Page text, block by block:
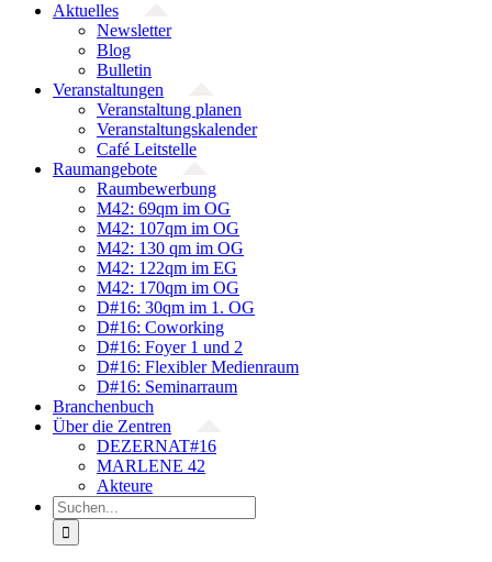
Aktuelles
Newsletter
Blog
Bulletin
Veranstaltungen
Veranstaltung planen
Veranstaltungskalender
Café Leitstelle
Raumangebote
Raumbewerbung
M42: 69qm im OG
M42: 107qm im OG
M42: 130 qm im OG
M42: 122qm im EG
M42: 170qm im OG
D#16: 30qm im 1. OG
D#16: Coworking
D#16: Foyer 1 und 2
D#16: Flexibler Medienraum
D#16: Seminarraum
Branchenbuch
Über die Zentren
DEZERNAT#16
MARLENE 42
Akteure
Suche
nach: